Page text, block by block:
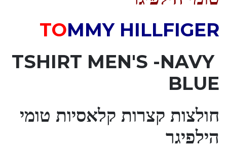
TOMMY HILLFIGER
TSHIRT MEN'S -NAVY
BLUE
חולצות קצרות קלאסיות טומי
הילפיגר